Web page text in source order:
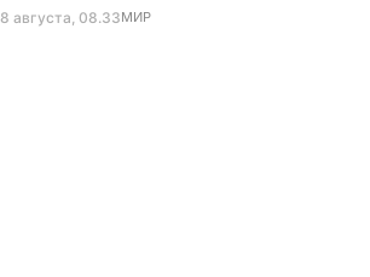
8 августа, 08.33МИР